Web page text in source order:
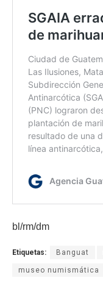
bl/rm/dm
Etiquetas: Banguat
museo numismática